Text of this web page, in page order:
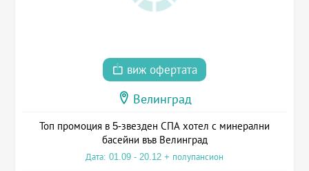
виж офертата
Велинград
Топ промоция в 5-звезден СПА хотел с минерални
басейни във Велинград
Дата: 01.09 - 20.12 + полупансион